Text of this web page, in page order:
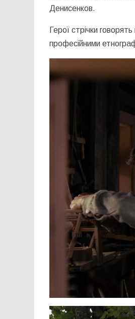
Денисенков.
Герої стрічки
професійними